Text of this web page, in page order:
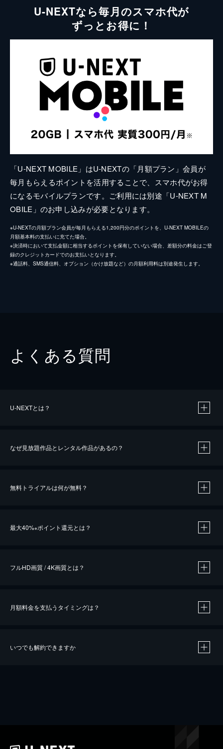
U-NEXTなら毎月のスマホ代が
ずっとお得に！
「U-NEXT MOBILE」はU-NEXTの「月額プラン」会員が
毎月もらえるポイントを活用することで、スマホ代がお得
になるモバイルプランです。ご利用には別途「U-NEXT M
OBILE」のお申し込みが必要となります。
※U-NEXTの月額プラン会員が毎月もらえる1,200円分のポイントを、U-NEXT MOBILEの
月額基本料の支払いに充てた場合。
※決済時において支払金額に相当するポイントを保有していない場合、差額分の料金はご登
録のクレジットカードでのお支払いとなります。
※通話料、SMS通信料、オプション（かけ放題など）の月額利用料は別途発生します。
よくある質問
U-NEXTとは？
なぜ見放題作品とレンタル作品があるの？
無料トライアルは何が無料？
最大40%※ポイント還元とは？
※40％ポイント還元の対象は、クレジットカード決済による作品の購入 / レンタルです。
iOSアプリのUコイン決済による作品の購入 / レンタルは、20％のポイント還元です。
フルHD画質 / 4K画質とは？
月額料金を支払うタイミングは？
いつでも解約できますか